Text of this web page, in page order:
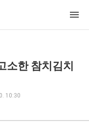
소한 참치김치
10:30